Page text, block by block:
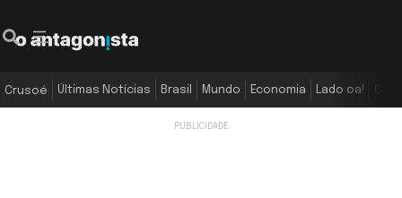
Crusoé Últimas Notícias Brasil Mundo Economia Lado oa!